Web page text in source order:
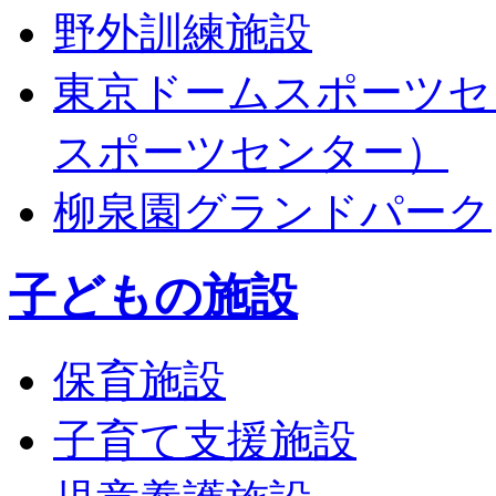
野外訓練施設
東京ドームスポーツ
スポーツセンター）
柳泉園グランドパーク
子どもの施設
保育施設
子育て支援施設